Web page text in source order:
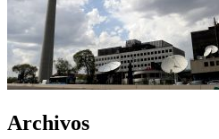
Archivos